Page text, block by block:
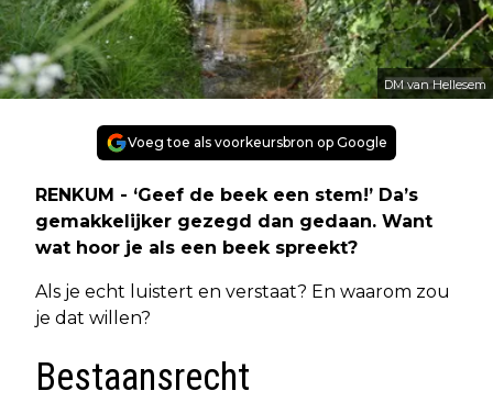
DM van Hellesem
Voeg toe als voorkeursbron op Google
RENKUM - ‘Geef de beek een stem!’ Da’s
gemakkelijker gezegd dan gedaan. Want
wat hoor je als een beek spreekt?
Als je echt luistert en verstaat? En waarom zou
je dat willen?
Bestaansrecht